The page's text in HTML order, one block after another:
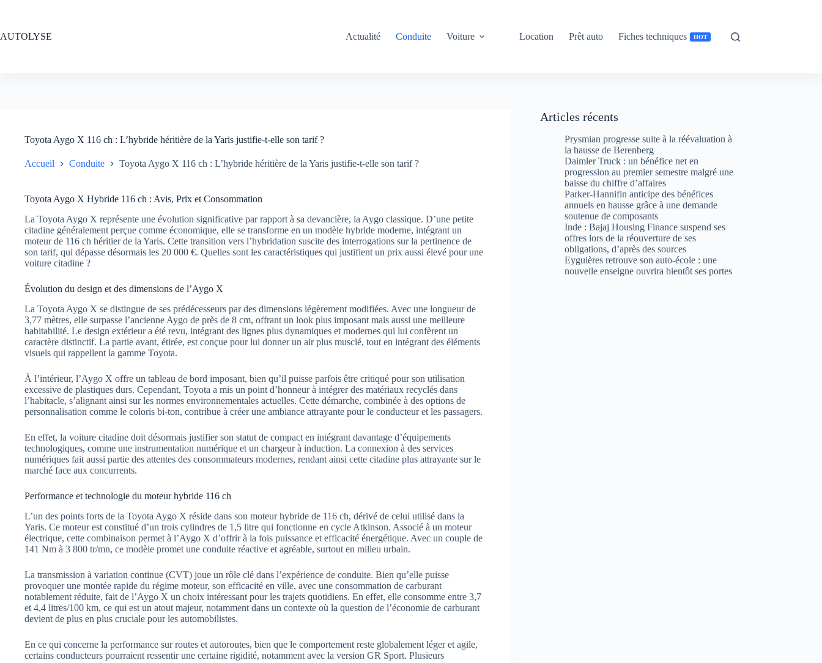
AUTOLYSE
Actualité Conduite Voiture Location Prêt auto Fiches techniques HOT
Toyota Aygo X 116 ch : L’hybride héritière de la Yaris justifie-t-elle son tarif ?
Accueil Conduite Toyota Aygo X 116 ch : L’hybride héritière de la Yaris justifie-t-elle son tarif ?
Toyota Aygo X Hybride 116 ch : Avis, Prix et Consommation
La Toyota Aygo X représente une évolution significative par rapport à sa devancière, la Aygo classique. D’une petite
citadine généralement perçue comme économique, elle se transforme en un modèle hybride moderne, intégrant un
moteur de 116 ch héritier de la Yaris. Cette transition vers l’hybridation suscite des interrogations sur la pertinence de
son tarif, qui dépasse désormais les 20 000 €. Quelles sont les caractéristiques qui justifient un prix aussi élevé pour une
voiture citadine ?
Évolution du design et des dimensions de l’Aygo X
La Toyota Aygo X se distingue de ses prédécesseurs par des dimensions légèrement modifiées. Avec une longueur de
3,77 mètres, elle surpasse l’ancienne Aygo de près de 8 cm, offrant un look plus imposant mais aussi une meilleure
habitabilité. Le design extérieur a été revu, intégrant des lignes plus dynamiques et modernes qui lui confèrent un
caractère distinctif. La partie avant, étirée, est conçue pour lui donner un air plus musclé, tout en intégrant des éléments
visuels qui rappellent la gamme Toyota.
À l’intérieur, l’Aygo X offre un tableau de bord imposant, bien qu’il puisse parfois être critiqué pour son utilisation
excessive de plastiques durs. Cependant, Toyota a mis un point d’honneur à intégrer des matériaux recyclés dans
l’habitacle, s’alignant ainsi sur les normes environnementales actuelles. Cette démarche, combinée à des options de
personnalisation comme le coloris bi-ton, contribue à créer une ambiance attrayante pour le conducteur et les passagers.
En effet, la voiture citadine doit désormais justifier son statut de compact en intégrant davantage d’équipements
technologiques, comme une instrumentation numérique et un chargeur à induction. La connexion à des services
numériques fait aussi partie des attentes des consommateurs modernes, rendant ainsi cette citadine plus attrayante sur le
marché face aux concurrents.
Performance et technologie du moteur hybride 116 ch
L’un des points forts de la Toyota Aygo X réside dans son moteur hybride de 116 ch, dérivé de celui utilisé dans la
Yaris. Ce moteur est constitué d’un trois cylindres de 1,5 litre qui fonctionne en cycle Atkinson. Associé à un moteur
électrique, cette combinaison permet à l’Aygo X d’offrir à la fois puissance et efficacité énergétique. Avec un couple de
141 Nm à 3 800 tr/mn, ce modèle promet une conduite réactive et agréable, surtout en milieu urbain.
La transmission à variation continue (CVT) joue un rôle clé dans l’expérience de conduite. Bien qu’elle puisse
provoquer une montée rapide du régime moteur, son efficacité en ville, avec une consommation de carburant
notablement réduite, fait de l’Aygo X un choix intéressant pour les trajets quotidiens. En effet, elle consomme entre 3,7
et 4,4 litres/100 km, ce qui est un atout majeur, notamment dans un contexte où la question de l’économie de carburant
devient de plus en plus cruciale pour les automobilistes.
En ce qui concerne la performance sur routes et autoroutes, bien que le comportement reste globalement léger et agile,
certains conducteurs pourraient ressentir une certaine rigidité, notamment avec la version GR Sport. Plusieurs
Articles récents
Prysmian progresse suite à la réévaluation à
la hausse de Berenberg
Daimler Truck : un bénéfice net en
progression au premier semestre malgré une
baisse du chiffre d’affaires
Parker-Hannifin anticipe des bénéfices
annuels en hausse grâce à une demande
soutenue de composants
Inde : Bajaj Housing Finance suspend ses
offres lors de la réouverture de ses
obligations, d’après des sources
Eyguières retrouve son auto-école : une
nouvelle enseigne ouvrira bientôt ses portes